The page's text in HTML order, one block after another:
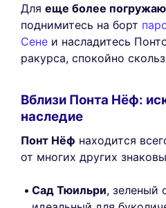
Для еще более
поднимитесь на борт
Сене и насладитесь
ракурса, спокойно
Вблизи Понта Нёф:
наследие
Понт Нёф находится
от многих других
Сад Тюильри, зеленый